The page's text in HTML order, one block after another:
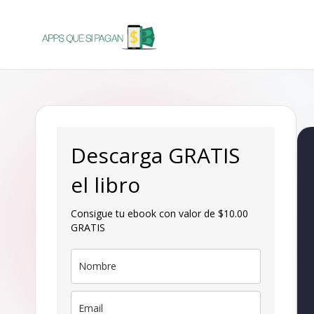
A
ganar
Descarga GRATIS
el libro
Consigue tu ebook con valor de $10.00
GRATIS